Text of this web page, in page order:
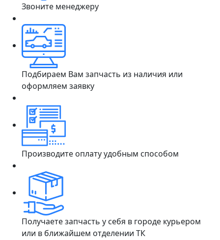
Звоните менеджеру
Подбираем Вам запчасть из наличия или
оформляем заявку
Производите оплату удобным способом
Получаете запчасть у себя в городе курьером
или в ближайшем отделении ТК